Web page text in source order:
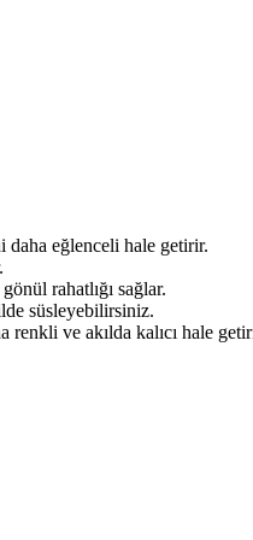
daha eğlenceli hale getirir.
rahatlığı sağlar.
süsleyebilirsiniz.
renkli ve akılda kalıcı hale